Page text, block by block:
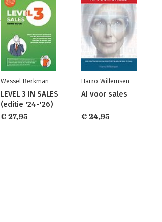
Wessel Berkman
LEVEL 3 IN SALES
(editie '24-'26)
€ 27,95
Harro Willemsen
AI voor sales
€ 24,95